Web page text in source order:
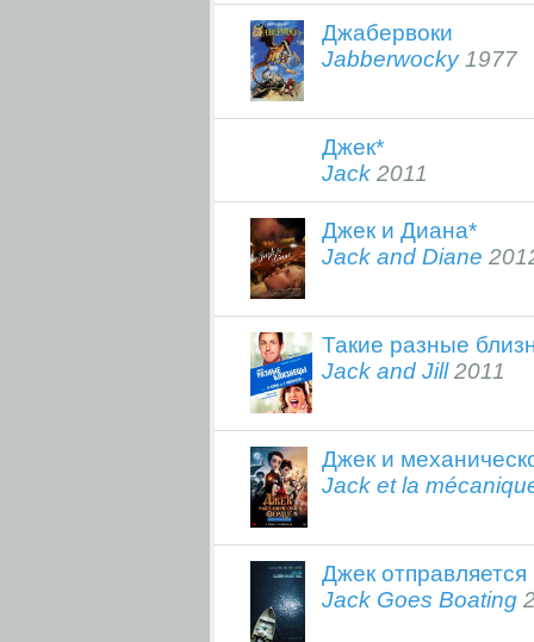
Джабервоки
Jabberwocky1977
Джек*
Jack 2011
Джек и Диана*
Jack and Diane
Такие разные
Jack and Jill2011
Джек и
Jack et la
Джек
Jack Goes Boating